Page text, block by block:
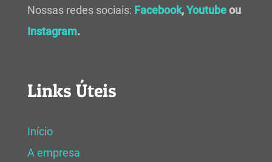
Nossas redes sociais: Facebook,Youtubeou
Instagram.
Links Úteis
Início
A empresa